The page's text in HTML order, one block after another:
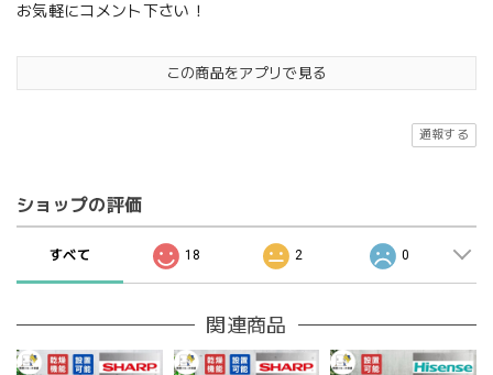
お気軽にコメント下さい！
この商品をアプリで見る
通報する
ショップの評価
すべて 18 2 0
関連商品